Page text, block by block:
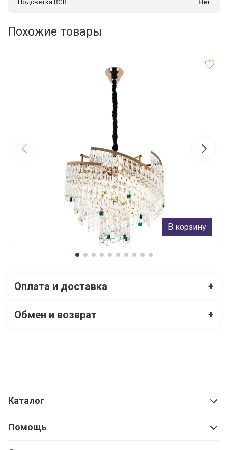
Подсветка RGB
Нет
Похожие товары
Подвесная люстра MODELUX ML.7071.12 GD
MODELUX
В корзину
Оплата и доставка +
Обмен и возврат +
Каталог
Помощь